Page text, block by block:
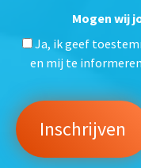
Mogen wij
Ja, ik geef
en mij te